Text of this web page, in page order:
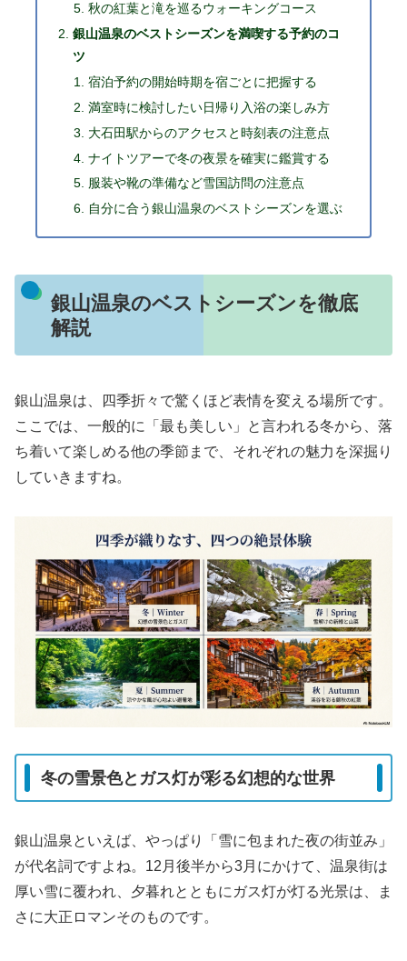
秋の紅葉と滝を巡るウォーキングコース
銀山温泉のベストシーズンを満喫する予約のコ
ツ
宿泊予約の開始時期を宿ごとに把握する
満室時に検討したい日帰り入浴の楽しみ方
大石田駅からのアクセスと時刻表の注意点
ナイトツアーで冬の夜景を確実に鑑賞する
服装や靴の準備など雪国訪問の注意点
自分に合う銀山温泉のベストシーズンを選ぶ
銀山温泉のベストシーズンを徹底
解説
銀山温泉は、四季折々で驚くほど表情を変える場所です。
ここでは、一般的に「最も美しい」と言われる冬から、落
ち着いて楽しめる他の季節まで、それぞれの魅力を深掘り
していきますね。
冬の雪景色とガス灯が彩る幻想的な世界
銀山温泉といえば、やっぱり
「雪に包まれた夜の街並み」
が代名詞ですよね。12月後半から3月にかけて、温泉街は
厚い雪に覆われ、夕暮れとともにガス灯が灯る光景は、ま
さに大正ロマンそのものです。